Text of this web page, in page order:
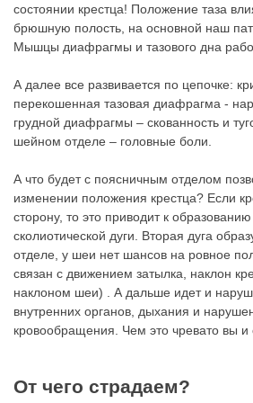
состоянии крестца! Положение таза
брюшную полость, на основной наш
Мышцы диафрагмы и тазового дна
А далее все развивается по цепочке:
перекошенная тазовая диафрагма -
грудной диафрагмы – скованность и
шейном отделе – головные боли.
А что будет с поясничным отделом
изменении положения крестца? Если
сторону, то это приводит к
сколиотической дуги. Вторая дуга
отделе, у шеи нет шансов на ровное
связан с движением затылка, наклон
наклоном шеи) . А дальше идет и
внутренних органов, дыхания и
кровообращения. Чем это чревато вы и
От чего страдаем?